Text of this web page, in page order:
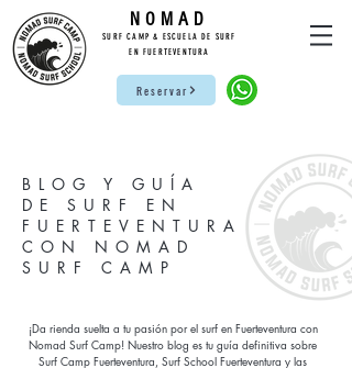
NO MAD
SURF CAMP & ESCUELA DE SURF
EN FUERTEVENTURA
Reservar
BLOG Y GUÍA
DE SURF EN
FUERTEVENTURA
CON NOMAD
SURF CAMP
¡Da rienda suelta a tu pasión por el surf en Fuerteventura con
Nomad Surf Camp! Nuestro blog es tu guía definitiva sobre
Surf Camp Fuerteventura, Surf School Fuerteventura y las